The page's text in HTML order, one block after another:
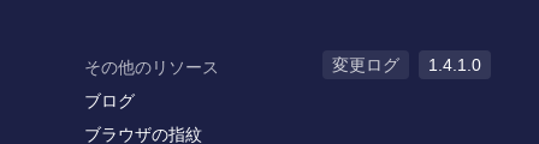
その他のリソース
ブログ
ブラウザの指紋
変更ログ 1.4.1.0